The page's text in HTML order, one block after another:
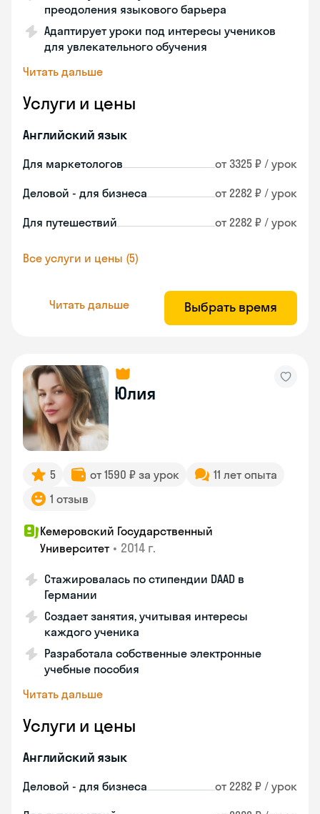
преодоления языкового барьера
Адаптирует уроки под интересы учеников
для увлекательного обучения
Читать дальше
Услуги и цены
Английский язык
Для маркетологов от 3325 ₽ / урок
Деловой - для бизнеса от 2282 ₽ / урок
Для путешествий от 2282 ₽ / урок
Все услуги и цены (5)
Читать дальше Выбрать время
Юлия
5 от 1590 ₽ за урок
11 лет опыта
1 отзыв
Кемеровский Государственный
Университет • 2014 г.
Стажировалась по стипендии DAAD в
Германии
Создает занятия, учитывая интересы
каждого ученика
Разработала собственные электронные
учебные пособия
Читать дальше
Услуги и цены
Английский язык
Деловой - для бизнеса от 2282 ₽ / урок